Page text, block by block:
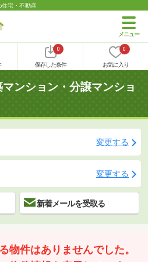
住宅・不動産
0
保存した条件
0
お気に入り
ンション・分譲マンショ
変更する
変更する
新着メールを受取る
物件はありませんでした。